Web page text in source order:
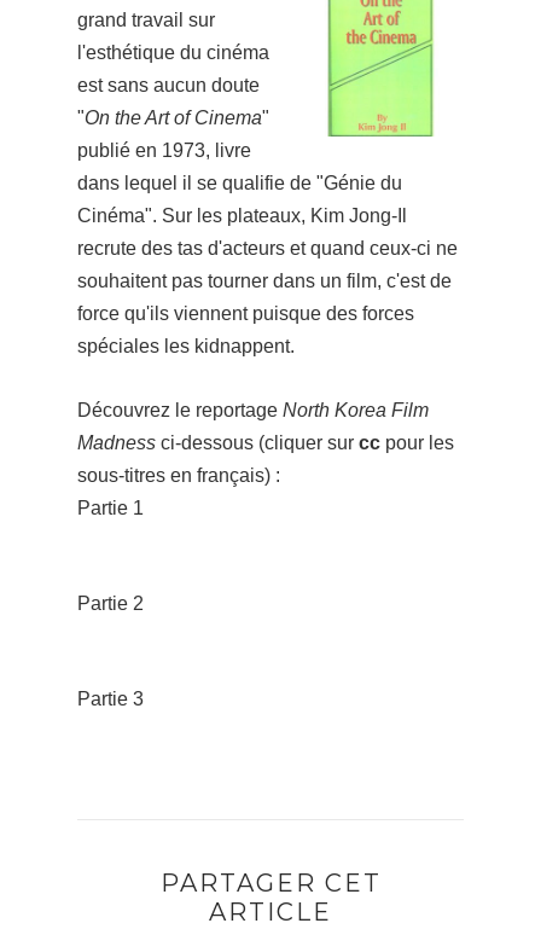
grand travail sur
l'esthétique du cinéma
est sans aucun doute
"On the Art of Cinema"
publié en 1973, livre
dans lequel il se qualifie de "Génie du
Cinéma". Sur les plateaux, Kim Jong-Il
recrute des tas d'acteurs et quand ceux-ci ne
souhaitent pas tourner dans un film, c'est de
force qu'ils viennent puisque des forces
spéciales les kidnappent.
Découvrez le reportage North Korea Film
Madness ci-dessous (cliquer sur cc pour les
sous-titres en français) :
Partie 1
Partie 2
Partie 3
PARTAGER CET
ARTICLE